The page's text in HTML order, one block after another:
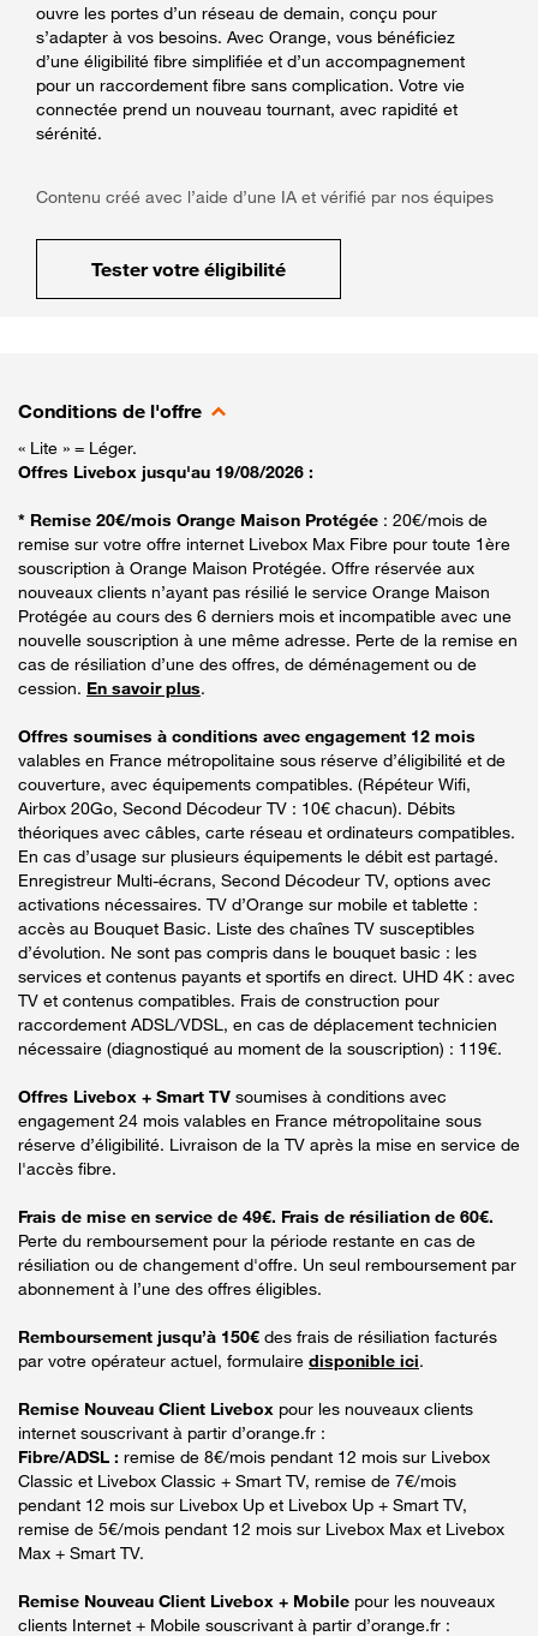
ouvre les portes d’un réseau de demain, conçu pour
s’adapter à vos besoins. Avec Orange, vous bénéficiez
d’une éligibilité fibre simplifiée et d’un accompagnement
pour un raccordement fibre sans complication. Votre vie
connectée prend un nouveau tournant, avec rapidité et
sérénité.
Contenu créé avec l’aide d’une IA et vérifié par nos équipes
Tester votre éligibilité
Conditions de l'offre
« Lite » = Léger.
Offres Livebox jusqu'au 19/08/2026 :
* Remise 20€/mois Orange Maison Protégée : 20€/mois de
remise sur votre offre internet Livebox Max Fibre pour toute 1ère
souscription à Orange Maison Protégée. Offre réservée aux
nouveaux clients n’ayant pas résilié le service Orange Maison
Protégée au cours des 6 derniers mois et incompatible avec une
nouvelle souscription à une même adresse. Perte de la remise en
cas de résiliation d’une des offres, de déménagement ou de
cession. En savoir plus.
Offres soumises à conditions avec engagement 12 mois
valables en France métropolitaine sous réserve d’éligibilité et de
couverture, avec équipements compatibles. (Répéteur Wifi,
Airbox 20Go, Second Décodeur TV : 10€ chacun). Débits
théoriques avec câbles, carte réseau et ordinateurs compatibles.
En cas d’usage sur plusieurs équipements le débit est partagé.
Enregistreur Multi-écrans, Second Décodeur TV, options avec
activations nécessaires. TV d’Orange sur mobile et tablette :
accès au Bouquet Basic. Liste des chaînes TV susceptibles
d’évolution. Ne sont pas compris dans le bouquet basic : les
services et contenus payants et sportifs en direct. UHD 4K : avec
TV et contenus compatibles. Frais de construction pour
raccordement ADSL/VDSL, en cas de déplacement technicien
nécessaire (diagnostiqué au moment de la souscription) : 119€.
Offres Livebox + Smart TV soumises à conditions avec
engagement 24 mois valables en France métropolitaine sous
réserve d’éligibilité. Livraison de la TV après la mise en service de
l'accès fibre.
Frais de mise en service de 49€. Frais de résiliation de 60€.
Perte du remboursement pour la période restante en cas de
résiliation ou de changement d'offre. Un seul remboursement par
abonnement à l’une des offres éligibles.
Remboursement jusqu’à 150€ des frais de résiliation facturés
par votre opérateur actuel, formulaire disponible ici.
Remise Nouveau Client Livebox pour les nouveaux clients
internet souscrivant à partir d’orange.fr :
Fibre/ADSL : remise de 8€/mois pendant 12 mois sur Livebox
Classic et Livebox Classic + Smart TV, remise de 7€/mois
pendant 12 mois sur Livebox Up et Livebox Up + Smart TV,
remise de 5€/mois pendant 12 mois sur Livebox Max et Livebox
Max + Smart TV.
Remise Nouveau Client Livebox + Mobile pour les nouveaux
clients Internet + Mobile souscrivant à partir d’orange.fr :